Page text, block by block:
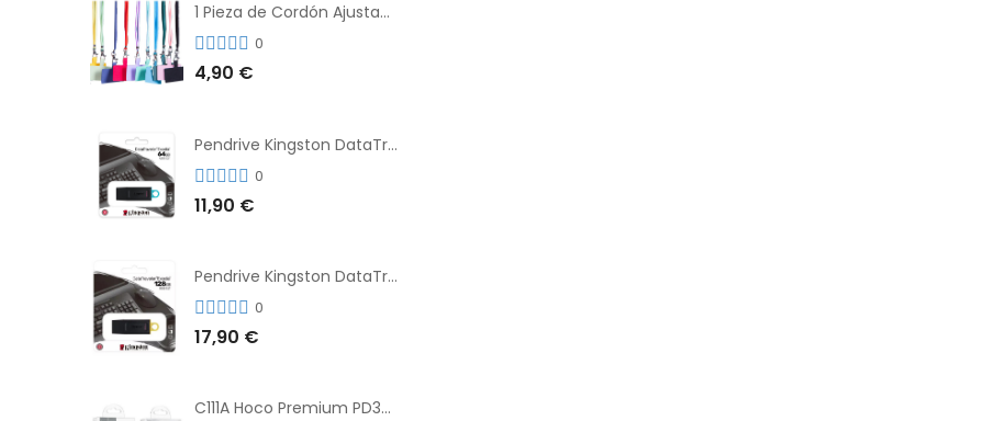
1 Pieza de Cordón Ajustable Universal Para el Teléfono Con Clip Antipérdida
0
4,90 €
Pendrive Kingston DataTraveler® Exodia™ 64GB 3.2'
0
11,90 €
Pendrive Kingston DataTraveler® Exodia™ 128GB 3.2´
0
17,90 €
C111A Hoco Premium PD30W Adaptador de Carga Rápida Puerto Dual USB+Tipo C + Cable